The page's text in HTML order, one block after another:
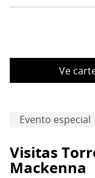
Ve
Evento especial
Visitas
Mackenna